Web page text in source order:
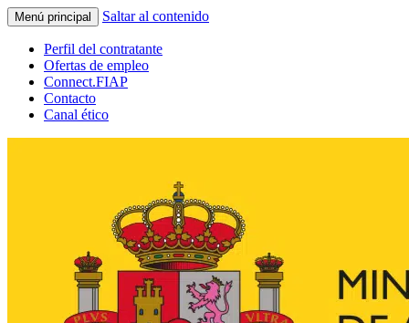
Menú principal Saltar al contenido
Perfil del contratante
Ofertas de empleo
Connect.FIAP
Contacto
Canal ético